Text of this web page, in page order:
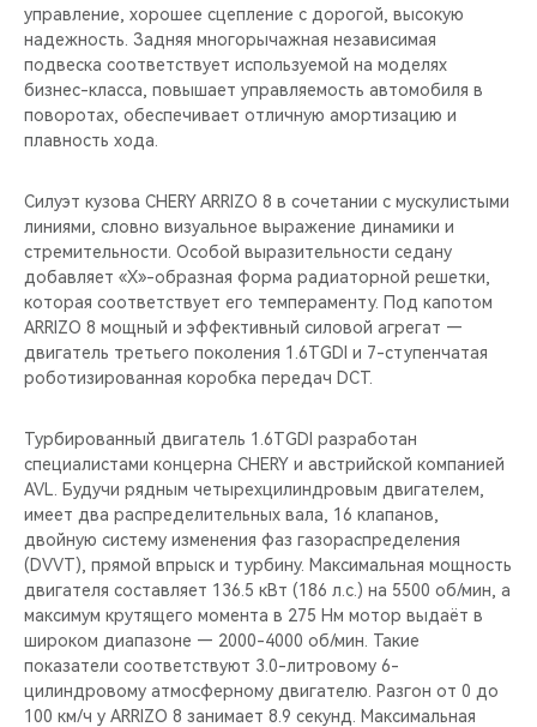
управление, хорошее сцепление с дорогой, высокую
надежность. Задняя многорычажная независимая
подвеска соответствует используемой на моделях
бизнес-класса, повышает управляемость автомобиля в
поворотах, обеспечивает отличную амортизацию и
плавность хода.
Силуэт кузова CHERY ARRIZO 8 в сочетании с мускулистыми
линиями, словно визуальное выражение динамики и
стремительности. Особой выразительности седану
добавляет «Х»-образная форма радиаторной решетки,
которая соответствует его темпераменту. Под капотом
ARRIZO 8 мощный и эффективный силовой агрегат —
двигатель третьего поколения 1.6TGDI и 7-ступенчатая
роботизированная коробка передач DCT.
Турбированный двигатель 1.6TGDI разработан
специалистами концерна CHERY и австрийской компанией
AVL. Будучи рядным четырехцилиндровым двигателем,
имеет два распределительных вала, 16 клапанов,
двойную систему изменения фаз газораспределения
(DVVT), прямой впрыск и турбину. Максимальная мощность
двигателя составляет 136.5 кВт (186 л.с.) на 5500 об/мин, а
максимум крутящего момента в 275 Нм мотор выдаёт в
широком диапазоне — 2000-4000 об/мин. Такие
показатели соответствуют 3.0-литровому 6-
цилиндровому атмосферному двигателю. Разгон от 0 до
100 км/ч у ARRIZO 8 занимает 8.9 секунд. Максимальная